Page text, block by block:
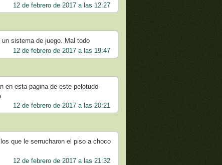
12 de febrero de 2017 a las 12:27
sistema de juego. Mal todo
12 de febrero de 2017 a las 19:47
en esta pagina de este pelotudo
12 de febrero de 2017 a las 20:21
que le serrucharon el piso a choco
12 de febrero de 2017 a las 21:32